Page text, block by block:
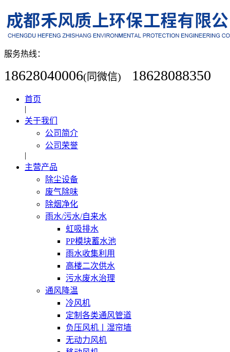
服务热线：
18628040006(同微信) 18628088350
首页
|
关于我们
公司简介
公司荣誉
|
主营产品
除尘设备
废气除味
除烟净化
雨水/污水/自来水
虹吸排水
PP模块蓄水池
雨水收集利用
高楼二次供水
污水废水治理
通风降温
冷风机
定制各类通风管道
负压风机〡湿帘墙
无动力风机